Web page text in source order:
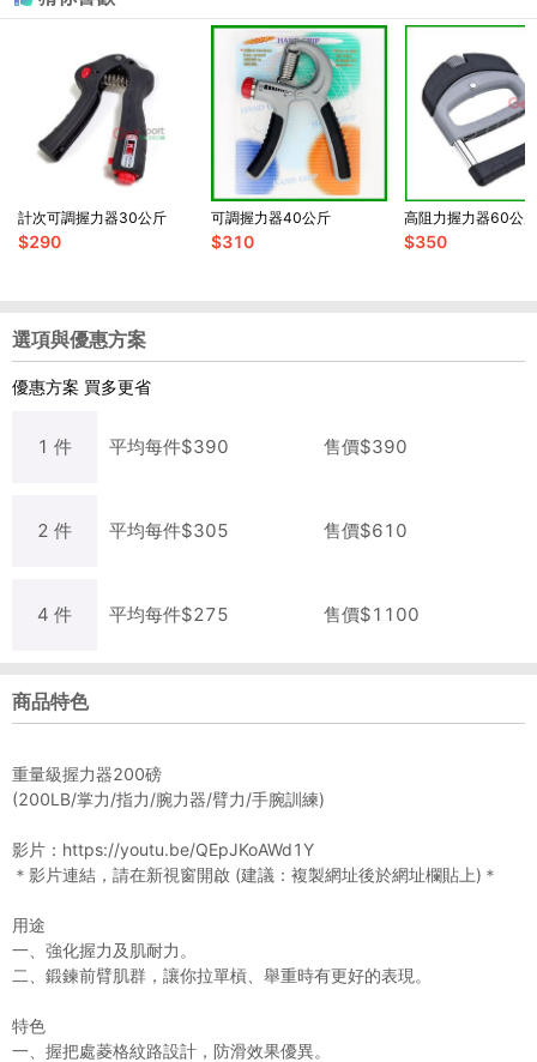
計次可調握力器30公斤
$290
可調握力器40公斤
$310
高阻力握力器60公
$350
選項與優惠方案
優惠方案 買多更省
1 件 平均每件$390 售價$390
2 件 平均每件$305 售價$610
4 件 平均每件$275 售價$1100
商品特色
重量級握力器200磅
(200LB/掌力/指力/腕力器/臂力/手腕訓練)
影片：https://youtu.be/QEpJKoAWd1Y
＊影片連結，請在新視窗開啟 (建議：複製網址後於網址欄貼上)＊
用途
一、強化握力及肌耐力。
二、鍛鍊前臂肌群，讓你拉單槓、舉重時有更好的表現。
特色
一、握把處菱格紋路設計，防滑效果優異。